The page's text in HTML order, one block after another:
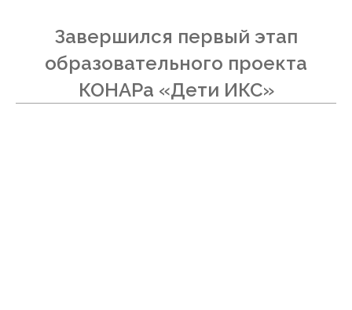
Завершился первый этап
образовательного проекта
КОНАРа «Дети ИКС»